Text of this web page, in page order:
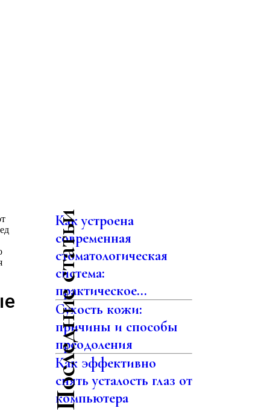
Последние статьи
Как устроена
современная
стоматологическая
система:
практическое...
Сухость кожи:
причины и способы
преодоления
Как эффективно
снять усталость глаз от
компьютера